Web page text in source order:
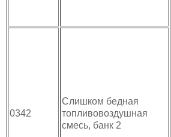
0342
Слишком бедная
топливовоздушная
смесь, банк 2